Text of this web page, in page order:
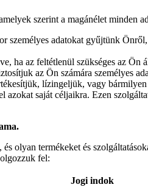
szerint a magánélet minden
személyes adatokat gyűjtünk
ha az feltétlenül szükséges az Ön
az Ön számára személyes
lízingeljük, vagy
saját céljaikra. Ezen
olyan termékeket és
fel:
Jogi indok